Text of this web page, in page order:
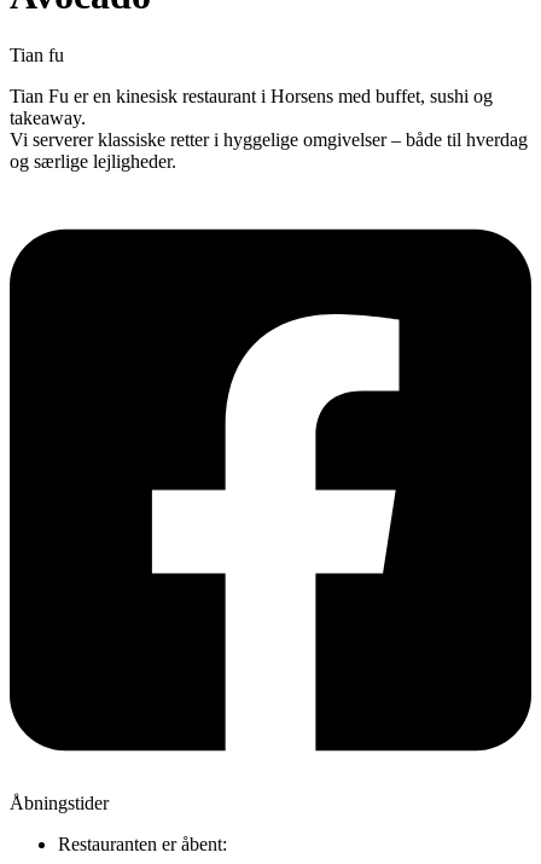
Tian fu
Tian Fu er en kinesisk restaurant i Horsens med buffet, sushi og
takeaway.
Vi serverer klassiske retter i hyggelige omgivelser – både til hverdag
og særlige lejligheder.
Åbningstider
Restauranten er åbent: